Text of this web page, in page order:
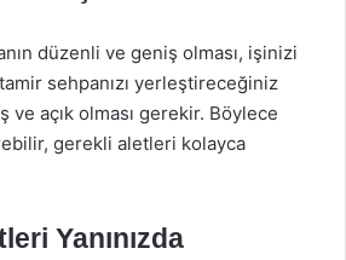
düzenli ve geniş olması, işinizi
sehpanızı yerleştireceğiniz
ve açık olması gerekir. Böylece
gerekli aletleri kolayca
Yanınızda